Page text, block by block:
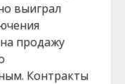
выиграл
продажу
Контракты